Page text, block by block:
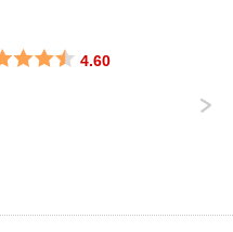
4.60